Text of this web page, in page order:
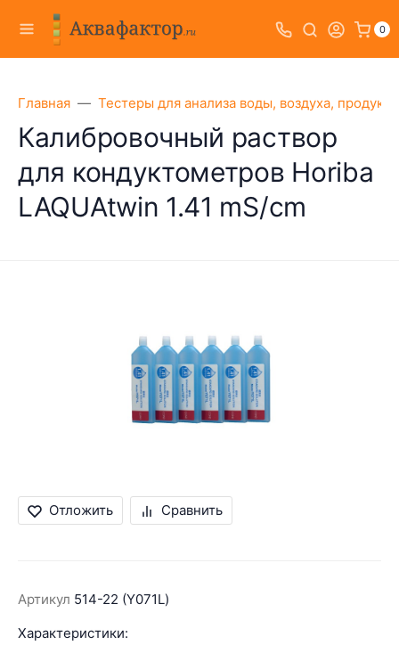
0
Главная Тестеры для анализа воды, воздуха,
Калибровочный раствор
для кондуктометров Horiba
LAQUAtwin 1.41 mS/cm
Отложить Сравнить
Артикул 514-22 (Y071L)
Характеристики: